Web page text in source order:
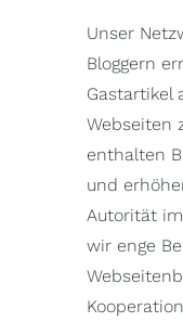
Unser
Bloggern
Gastartikel
Webseiten
enthalten
und
Autorität
wir enge